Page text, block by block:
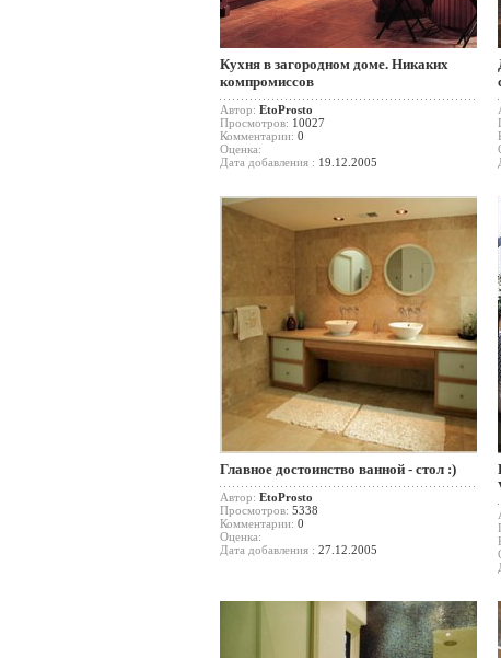
Кухня в загородном доме. Никаких
компромиссов
Автор: EtoProsto
Просмотров: 10027
Комментарии: 0
Оценка:
Дата добавления : 19.12.2005
Главное достоинство ванной - стол :)
Автор: EtoProsto
Просмотров: 5338
Комментарии: 0
Оценка:
Дата добавления : 27.12.2005